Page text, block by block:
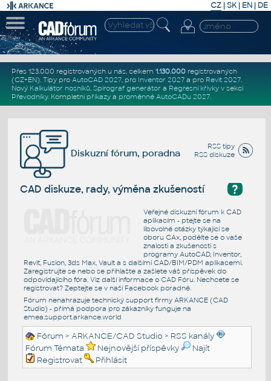
CZ | SK| EN | DE
Přes 123.000 registrovaných u nás, celkem 1.130.000registrovaných
(CZ+EN). Tipy pro AutoCAD 2027, pro Inventor 2027a pro Revit 2027.
Nový Kalkulátor nosníků, Spirograf generátor a Regresní křivkyv sekci
Převodníky. Kompletní příkazya proměnné AutoCADu 2027.
RSS tipy
RSS diskuze
Diskuzní fórum, poradna
?
CAD diskuze, rady, výměna zkušeností
Veřejné diskuzní fórum k CAD
aplikacím - ptejte se na
libovolné otázky týkající se
oboru CAx, podělte se o vaše
znalosti a zkušenosti s
programy AutoCAD, Inventor,
Revit, Fusion, 3ds Max, Vault a s dalšími CAD/BIM/PDM aplikacemi.
Zaregistrujte se nebo se přihlašte a zašlete váš příspěvek do
odpovídajícího fóra. Viz další informace o CAD Fóru. Nechcete se
registrovat? Zeptejte se v naší Facebook poradně.
Fórum nenahrazuje technický support firmy ARKANCE (CAD
Studio) - přímá podpora pro zákazníky funguje na
emea.support.arkance.world
Fórum >ARKANCE/CAD Studio > RSS kanály
Fórum Témata
Nejnovější příspěvky
Najít
Registrovat
Přihlásit